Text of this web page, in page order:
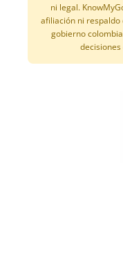
ni legal.
afiliación ni respaldo
gobierno
decisiones